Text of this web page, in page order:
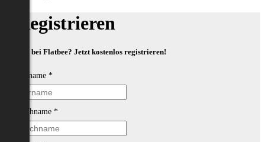
Registrieren
Neu bei Flatbee? Jetzt kostenlos registrieren!
Vorname *
Nachname *